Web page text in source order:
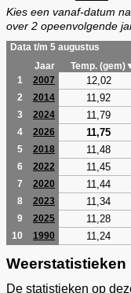
Kies een vanaf-datum
over 2 opeenvolgende
Data t/m 5 augustus
Jaar
Temp.
1
2007 12,02
2 2014 11,92
3 2024 11,79
4 2026 11,75
5 2018 11,48
6 2022 11,45
7 2020 11,44
8 2023 11,34
9 2025 11,28
10 1990 11,24
Weerstatistieken
De statistieken op